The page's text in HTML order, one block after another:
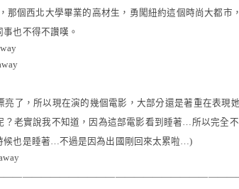
那個西北大學畢業的高材生，勇闖紐約這個時尚大都
也不得不讚嘆。
亮了，所以現在演的幾個電影，大部分還是著重在表
老實說我不知道，因為這部電影看到睡著…所以完全
候也是睡著…不過是因為出國剛回來太累啦…)